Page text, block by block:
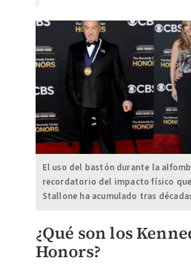
El uso del bastón durante la
recordatorio del impacto físico
Stallone ha acumulado tras
¿Qué son los
Honors?